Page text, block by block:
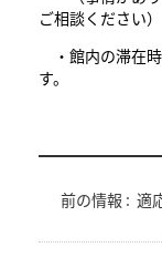
ご相談ください）
・館内の滞在
す。
前の情報 : 適